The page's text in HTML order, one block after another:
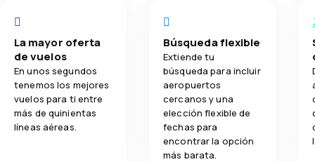
La mayor oferta
de vuelos
En unos segundos
tenemos los mejores
vuelos para ti entre
más de quinientas
líneas aéreas.
Búsqueda flexible
Extiende tu
búsqueda para incluir
aeropuertos
cercanos y una
elección flexible de
fechas para
encontrar la opción
más barata.